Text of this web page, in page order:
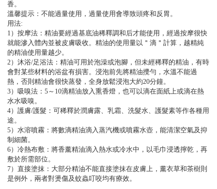
香。
溫馨提示：不能過量使用，過量使用會導致頭疼和反胃。
用法:
1）按摩法：精油要經過基底油稀釋調和后才能使用，經過按摩很快
就能滲入體內並被皮膚吸收。精油的使用量以＂滴＂計算，越精純
的精油使用量越少。
2）沐浴/足浴法：精油可用於泡澡或泡腳，但未經稀釋的精油，有時
會對某些材料的浴盆有損害。浸泡前先將精油攪勻，水溫不能過
熱，否則精油會很快蒸發，全身放鬆浸泡大約20分鐘。
3）吸嗅法：5～10滴精油放入熏香燈，也可以滴在面紙上或滴在熱
水水吸嗅。
4）護膚/護髮：可稀釋於潤膚露、乳霜、洗髮水、護髮素等作各種用
途。
5）水溶噴霧：將數滴精油滴入蒸汽機或噴霧水壺，能清潔空氣及抑
制細菌。
6）冷熱布敷：將香薰精油滴入熱水或冷水中，以毛巾浸透擰乾，再
敷於所需部位。
7）直接塗抹：大部分精油不能直接塗抹在皮膚上，薰衣草和茶樹則
是例外，兩者對燙傷及蚊蟲叮咬均有療效。